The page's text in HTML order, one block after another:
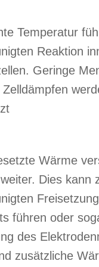
Temperatur
Reaktion
Geringe
Wärme
Dies kann
führen oder
des
zusätzliche